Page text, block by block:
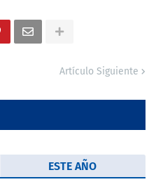
Artículo Siguiente
ESTE AÑO